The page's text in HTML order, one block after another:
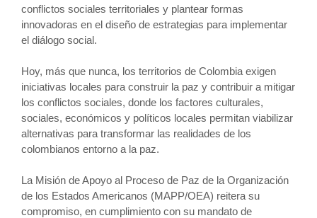
conflictos sociales territoriales y plantear formas
innovadoras en el diseño de estrategias para implementar
el diálogo social.
Hoy, más que nunca, los territorios de Colombia exigen
iniciativas locales para construir la paz y contribuir a mitigar
los conflictos sociales, donde los factores culturales,
sociales, económicos y políticos locales permitan viabilizar
alternativas para transformar las realidades de los
colombianos entorno a la paz.
La Misión de Apoyo al Proceso de Paz de la Organización
de los Estados Americanos (MAPP/OEA) reitera su
compromiso, en cumplimiento con su mandato de